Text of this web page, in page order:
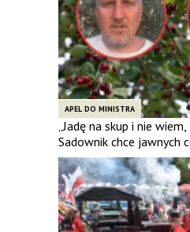
APEL DO MINISTRA
„Jadę na skup i nie
Sadownik chce jawnych